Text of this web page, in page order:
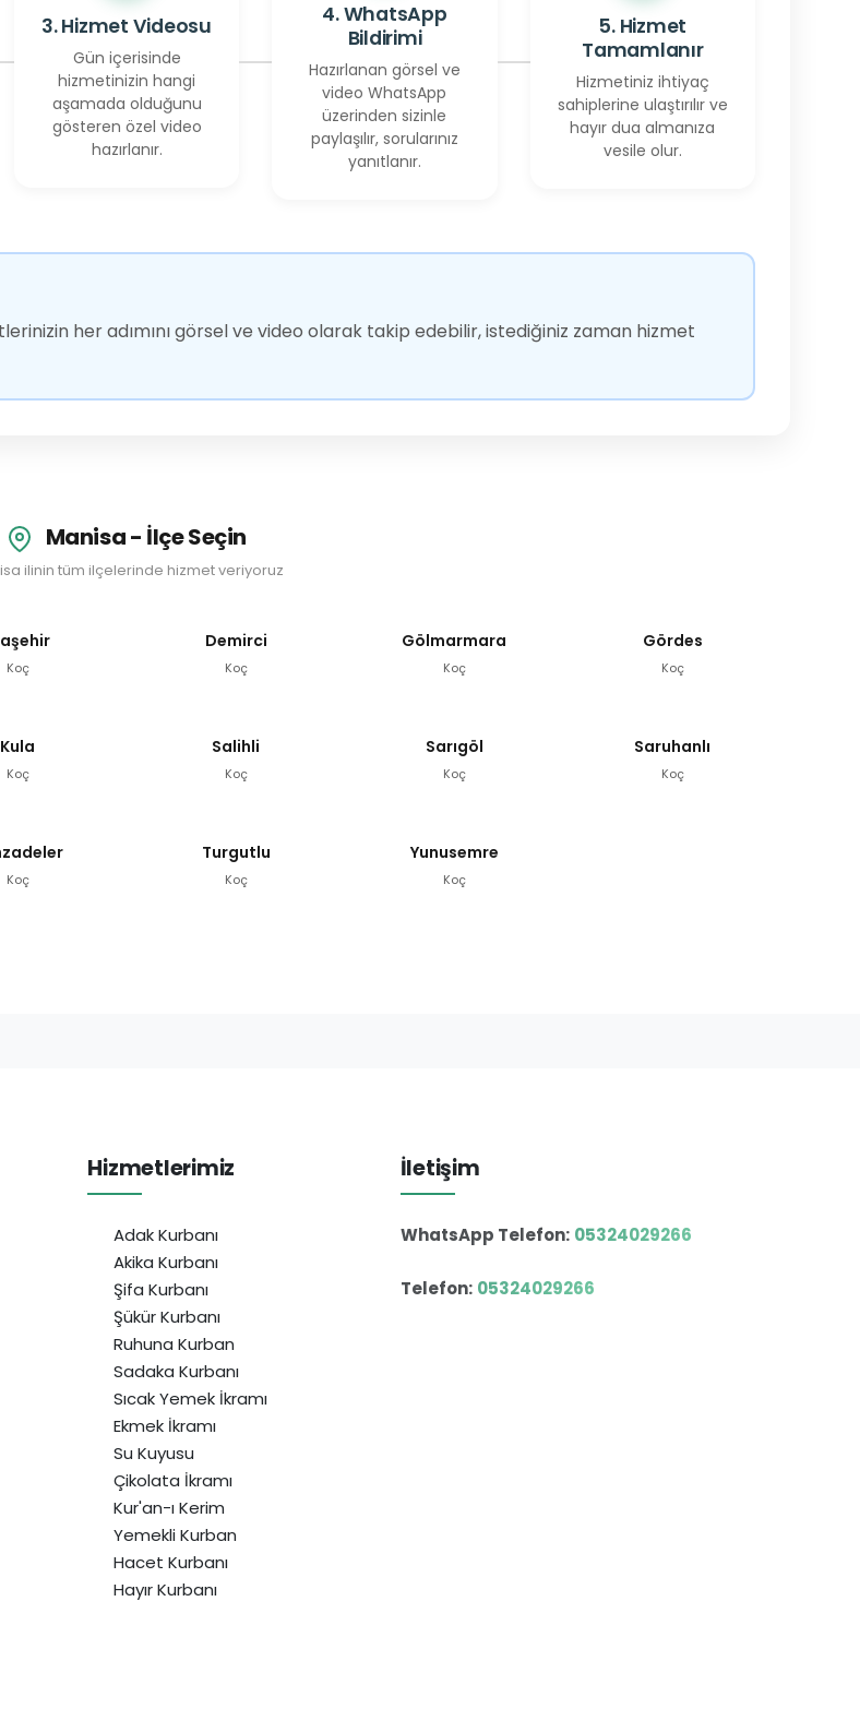
3. Hizmet Videosu
Gün içerisinde
hizmetinizin hangi
aşamada olduğunu
gösteren özel video
hazırlanır.
4. WhatsApp
Bildirimi
Hazırlanan görsel ve
video WhatsApp
üzerinden sizinle
paylaşılır, sorularınız
yanıtlanır.
5. Hizmet
Tamamlanır
Hizmetiniz ihtiyaç
sahiplerine ulaştırılır ve
hayır dua almanıza
vesile olur.
her adımını görsel ve video olarak takip edebilir, istediğiniz zaman hizmet
Manisa - İlçe Seçin
ilinin tüm ilçelerinde hizmet veriyoruz
Koç
Demirci
Koç
Gölmarmara
Koç
Gördes
Koç
Kula
Koç
Salihli
Koç
Sarıgöl
Koç
Saruhanlı
Koç
Koç
Turgutlu
Koç
Yunusemre
Koç
Hizmetlerimiz
Adak Kurbanı
Akika Kurbanı
Şifa Kurbanı
Şükür Kurbanı
Ruhuna Kurban
Sadaka Kurbanı
Sıcak Yemek İkramı
Ekmek İkramı
Su Kuyusu
Çikolata İkramı
Kur'an-ı Kerim
Yemekli Kurban
Hacet Kurbanı
Hayır Kurbanı
İletişim
WhatsApp Telefon: 05324029266
Telefon: 05324029266